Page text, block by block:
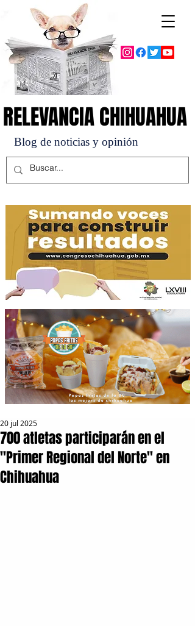
Blog de noticias y opinión
RELEVANCIA CHIHUAHUA
RELEVANCIA CHIHUAHUA
700 atletas participarán en el
"Primer Regional del Norte" en
Chihuahua
20 jul 2025